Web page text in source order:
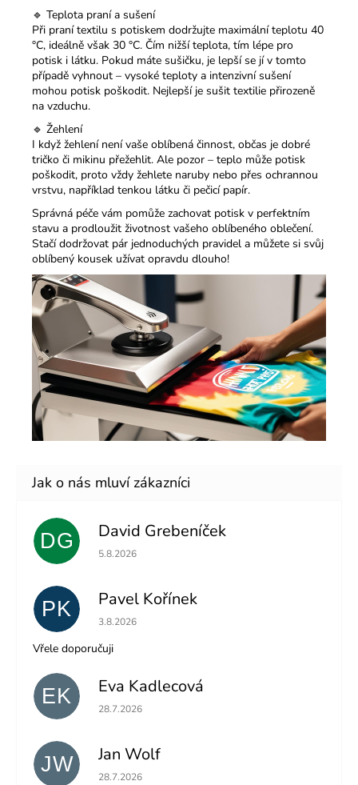
🔹 Teplota praní a sušení
Při praní textilu s potiskem dodržujte maximální teplotu 40
°C, ideálně však 30 °C. Čím nižší teplota, tím lépe pro
potisk i látku. Pokud máte sušičku, je lepší se jí v tomto
případě vyhnout – vysoké teploty a intenzivní sušení
mohou potisk poškodit. Nejlepší je sušit textilie přirozeně
na vzduchu.
🔹 Žehlení
I když žehlení není vaše oblíbená činnost, občas je dobré
tričko či mikinu přežehlit. Ale pozor – teplo může potisk
poškodit, proto vždy žehlete naruby nebo přes ochrannou
vrstvu, například tenkou látku či pečicí papír.
Správná péče vám pomůže zachovat potisk v perfektním
stavu a prodloužit životnost vašeho oblíbeného oblečení.
Stačí dodržovat pár jednoduchých pravidel a můžete si svůj
oblíbený kousek užívat opravdu dlouho!
DG David Grebeníček
Hodnocení obchodu je 5 z 5 hvězdiček.
5.8.2026
PK Pavel Kořínek
Hodnocení obchodu je 5 z 5 hvězdiček.
3.8.2026
Vřele doporučuji
EK Eva Kadlecová
Hodnocení obchodu je 5 z 5 hvězdiček.
28.7.2026
JW Jan Wolf
Hodnocení obchodu je 5 z 5 hvězdiček.
28.7.2026